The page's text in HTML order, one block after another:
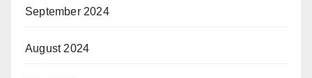
September 2024
August 2024